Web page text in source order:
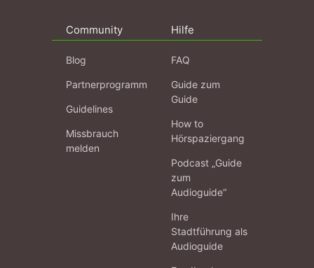
Community
Blog
Partnerprogramm
Guidelines
Missbrauch
melden
Hilfe
FAQ
Guide zum
Guide
How to
Hörspaziergang
Podcast „Guide
zum
Audioguide“
Ihre
Stadtführung als
Audioguide